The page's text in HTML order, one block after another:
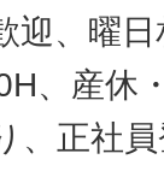
迎、曜
、産休
、正社